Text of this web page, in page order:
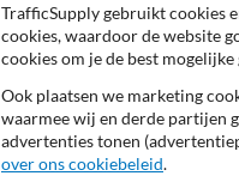
TrafficSupply gebruikt cookies
cookies, waardoor de website
cookies om je de best
Ook plaatsen we marketing
waarmee wij en derde partijen
advertenties tonen
over ons cookiebeleid.